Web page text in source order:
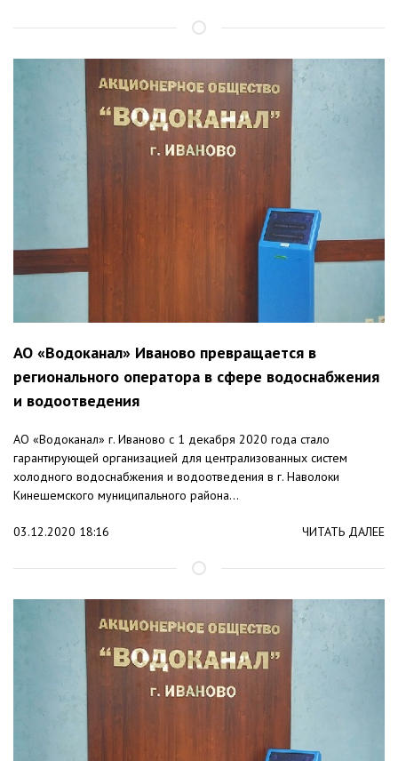
АО «Водоканал» Иваново превращается в
регионального оператора в сфере водоснабжения
и водоотведения
АО «Водоканал» г. Иваново с 1 декабря 2020 года стало
гарантирующей организацией для централизованных систем
холодного водоснабжения и водоотведения в г. Наволоки
Кинешемского муниципального района...
03.12.2020 18:16 ЧИТАТЬ ДАЛЕЕ